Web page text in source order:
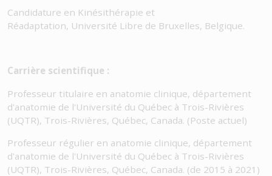
Candidature en Kinésithérapie et
Réadaptation, Université Libre de Bruxelles, Belgique.
Carrière scientifique :
Professeur titulaire en anatomie clinique, département
d'anatomie de l'Université du Québec à Trois-Rivières
(UQTR), Trois-Rivières, Québec, Canada. (Poste actuel)
Professeur régulier en anatomie clinique, département
d'anatomie de l'Université du Québec à Trois-Rivières
(UQTR), Trois-Rivières, Québec, Canada. (de 2015 à 2021)